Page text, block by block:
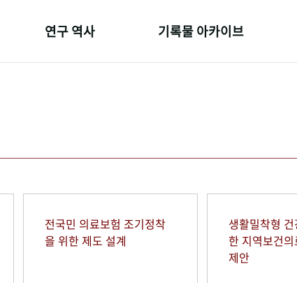
연구 역사 기록물 아카이브
전국민 의료보험 조기정착
을 위한 제도 설계
생활밀착형
한 지역보건
제안